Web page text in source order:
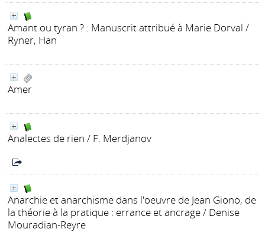
Amant ou tyran ? : Manuscrit attribué à Marie Dorval /
Ryner, Han
Amer
Analectes de rien / F. Merdjanov
Anarchie et anarchisme dans l'oeuvre de Jean Giono, de
la théorie à la pratique : errance et ancrage/ Denise
Mouradian-Reyre